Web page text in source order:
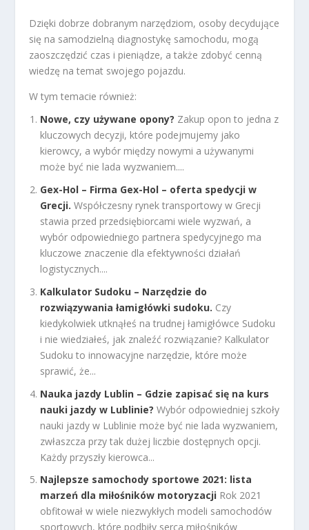
Dzięki dobrze dobranym narzędziom, osoby decydujące
się na samodzielną diagnostykę samochodu, mogą
zaoszczędzić czas i pieniądze, a także zdobyć cenną
wiedzę na temat swojego pojazdu.
W tym temacie również:
Nowe, czy używane opony? Zakup opon to jedna z
kluczowych decyzji, które podejmujemy jako
kierowcy, a wybór między nowymi a używanymi
może być nie lada wyzwaniem....
Gex-Hol – Firma Gex-Hol – oferta spedycji w
Grecji. Współczesny rynek transportowy w Grecji
stawia przed przedsiębiorcami wiele wyzwań, a
wybór odpowiedniego partnera spedycyjnego ma
kluczowe znaczenie dla efektywności działań
logistycznych....
Kalkulator Sudoku – Narzędzie do
rozwiązywania łamigłówki sudoku. Czy
kiedykolwiek utknąłeś na trudnej łamigłówce Sudoku
i nie wiedziałeś, jak znaleźć rozwiązanie? Kalkulator
Sudoku to innowacyjne narzędzie, które może
sprawić, że...
Nauka jazdy Lublin – Gdzie zapisać się na kurs
nauki jazdy w Lublinie? Wybór odpowiedniej szkoły
nauki jazdy w Lublinie może być nie lada wyzwaniem,
zwłaszcza przy tak dużej liczbie dostępnych opcji.
Każdy przyszły kierowca...
Najlepsze samochody sportowe 2021: lista
marzeń dla miłośników motoryzacji Rok 2021
obfitował w wiele niezwykłych modeli samochodów
sportowych, które podbiły serca miłośników